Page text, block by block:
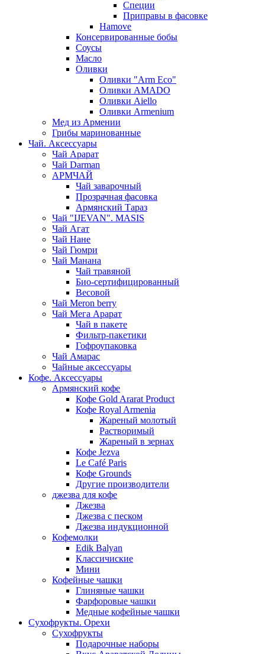
Специи
Приправы в фасовке
Hamove
Консервированные бобы
Соусы
Масло
Оливки
Оливки "Arm Eco"
Оливки AMADO
Оливки Aiello
Оливки Armenium
Мед из Армении
Грибы маринованные
Чай. Аксессуары
Чай Арарат
Чай Darman
АРМЧАЙ
Чай заварочный
Прозрачная фасовка
Армянский Тараз
Чай "IJEVAN". MASIS
Чай Агат
Чай Нане
Чай Гюмри
Чай Манана
Чай травяной
Био-сертифицированный
Весовой
Чай Meron berry
Чай Мега Арарат
Чай в пакете
Фильтр-пакетики
Гофроупаковка
Чай Амарас
Чайные аксессуары
Кофе. Аксессуары
Армянский кофе
Кофе Gold Ararat Product
Кофе Royal Armenia
Жареный молотый
Растворимый
Жареный в зернах
Кофе Jezva
Le Café Paris
Кофе Grounds
Другие производители
джезва для кофе
Джезва
Джезва с песком
Джезва индукционной
Кофемолки
Edik Balyan
Классичиские
Мини
Кофейные чашки
Глиняные чашки
Фарфоровые чашки
Медные кофейные чашки
Сухофрукты. Орехи
Сухофрукты
Подарочные наборы